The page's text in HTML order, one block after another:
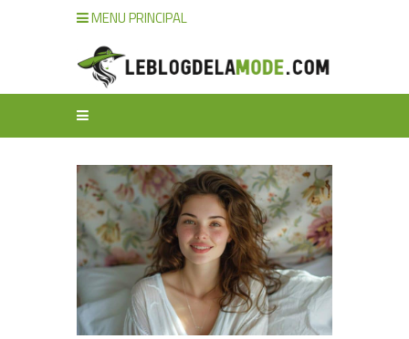
MENU PRINCIPAL